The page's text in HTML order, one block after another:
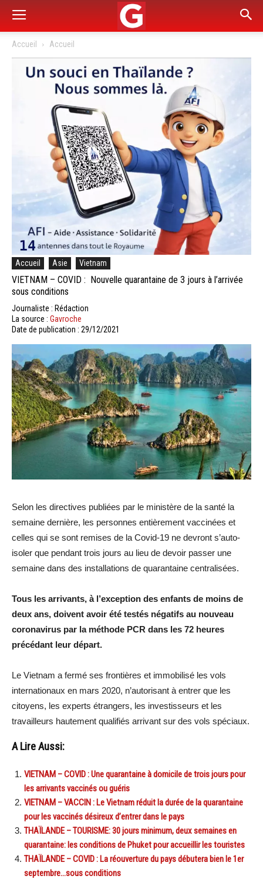
Accueil Accueil
Accueil Asie Vietnam
VIETNAM – COVID : Nouvelle quarantaine de 3 jours à l’arrivée
sous conditions
Journaliste : Rédaction
La source : Gavroche
Date de publication : 29/12/2021
Selon les directives publiées par le ministère de la santé la
semaine dernière, les personnes entièrement vaccinées et
celles qui se sont remises de la Covid-19 ne devront s’auto-
isoler que pendant trois jours au lieu de devoir passer une
semaine dans des installations de quarantaine centralisées.
Tous les arrivants, à l’exception des enfants de moins de
deux ans, doivent avoir été testés négatifs au nouveau
coronavirus par la méthode PCR dans les 72 heures
précédant leur départ.
Le Vietnam a fermé ses frontières et immobilisé les vols
internationaux en mars 2020, n’autorisant à entrer que les
citoyens, les experts étrangers, les investisseurs et les
travailleurs hautement qualifiés arrivant sur des vols spéciaux.
A Lire Aussi:
VIETNAM – COVID : Une quarantaine à domicile de trois jours pour
les arrivants vaccinés ou guéris
VIETNAM – VACCIN : Le Vietnam réduit la durée de la quarantaine
pour les vaccinés désireux d’entrer dans le pays
THAÏLANDE – TOURISME: 30 jours minimum, deux semaines en
quarantaine: les conditions de Phuket pour accueillir les touristes
THAÏLANDE – COVID : La réouverture du pays débutera bien le 1er
septembre…sous conditions